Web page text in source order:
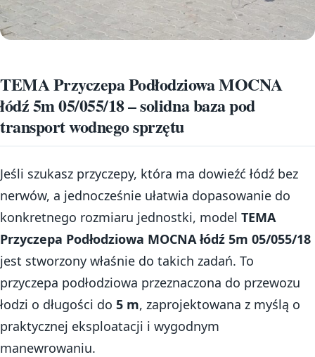
TEMA Przyczepa Podłodziowa MOCNA
łódź 5m 05/055/18 – solidna baza pod
transport wodnego sprzętu
Jeśli szukasz przyczepy, która ma dowieźć łódź bez
nerwów, a jednocześnie ułatwia dopasowanie do
konkretnego rozmiaru jednostki, model TEMA
Przyczepa Podłodziowa MOCNA łódź 5m 05/055/18
jest stworzony właśnie do takich zadań. To
przyczepa podłodziowa przeznaczona do przewozu
łodzi o długości do 5 m, zaprojektowana z myślą o
praktycznej eksploatacji i wygodnym
manewrowaniu.